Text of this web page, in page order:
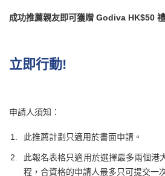
成功推薦親友即可獲贈 Godiva HK$50
立即行動!
申請人須知：
此推薦計劃只適用於書面申請。
此報名表格只適用於選擇最多兩個港
程，合資格的申請人最多只可提交一